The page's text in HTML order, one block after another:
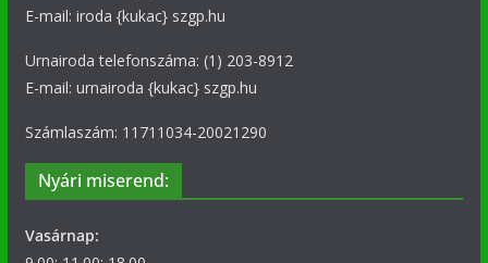
E-mail: iroda {kukac} szgp.hu
Urnairoda telefonszáma: (1) 203-8912
E-mail: urnairoda {kukac} szgp.hu
Számlaszám: 11711034-20021290
Nyári miserend:
Vasárnap: